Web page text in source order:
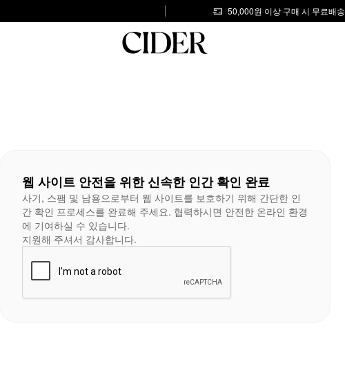
50,000원 이상 구매 시 무료배송
웹 사이트 안전을 위한 신속한 인간 확인 완료
사기, 스팸 및 남용으로부터 웹 사이트를 보호하기 위해 간단한 인
간 확인 프로세스를 완료해 주세요. 협력하시면 안전한 온라인 환경
에 기여하실 수 있습니다.
지원해 주셔서 감사합니다.